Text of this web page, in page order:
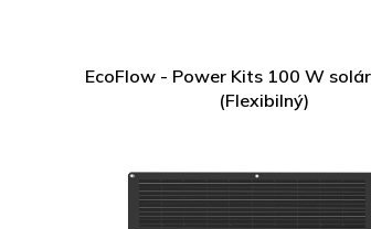
EcoFlow - Power Kits 100 W
(Flexibilný)